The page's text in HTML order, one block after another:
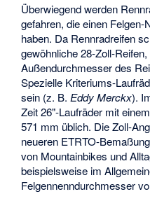
Überwiegend werden
gefahren, die einen
haben. Da Rennradreifen
gewöhnliche 28-Zoll-
Außendurchmesser des
Spezielle Kriteriums-
sein (z. B. Eddy Merckx).
Zeit 26"-Laufräder mit
571 mm üblich. Die Zoll-
neueren ETRTO-
von Mountainbikes und
beispielsweise im
Felgennenndurchmesser